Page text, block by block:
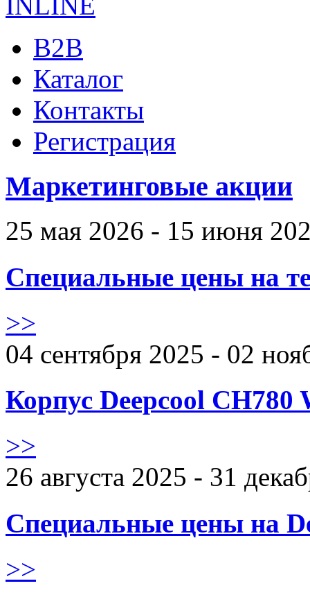
B2B
Каталог
Контакты
Регистрация
Маркетинговые акции
25 мая 2026 - 15 июня
Специальные цены на
>>
04 сентября 2025 - 02
Корпус Deepcool CH780
>>
26 августа 2025 - 31
Специальные цены на
>>